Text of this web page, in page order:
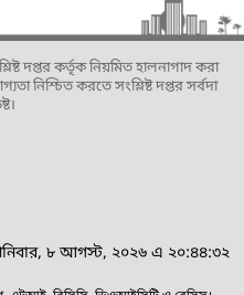
দপ্তর কর্তৃক নিয়মিত হালনাগাদ করা
নিশ্চিত করতে সংশ্লিষ্ট দপ্তর সর্বদা
৮ আগস্ট, ২০২৬ এ ২০:৪৪:৩২